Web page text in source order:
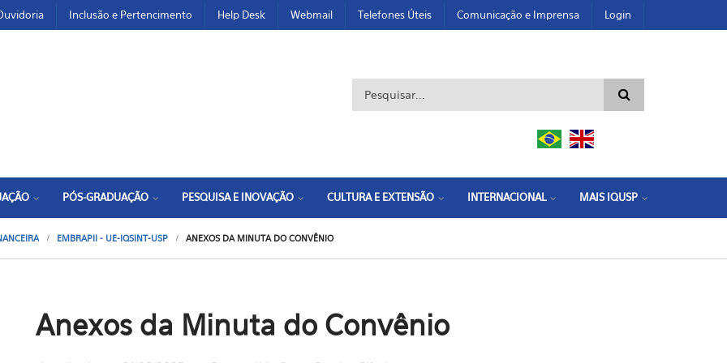
Inclusão e Pertencimento Help Desk Webmail Telefones Úteis Comunicação e Imprensa Login
Formulário de busca
PÓS-GRADUAÇÃO PESQUISA E INOVAÇÃO CULTURA E EXTENSÃO INTERNACIONAL MAIS IQUSP
EMBRAPII - UE-IQSINT-USP ANEXOS DA MINUTA DO CONVÊNIO
Anexos da Minuta do Convênio